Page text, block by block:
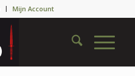
Mijn Account